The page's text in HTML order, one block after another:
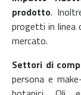
prodotto.
progetti in linea
mercato.
Settori di
persona e